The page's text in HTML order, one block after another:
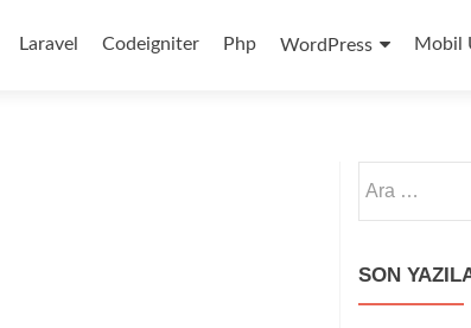
Laravel Codeigniter Php WordPress Mobil
SON